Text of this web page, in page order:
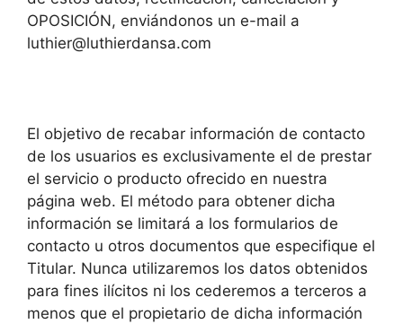
OPOSICIÓN, enviándonos un e-mail a
luthier@luthierdansa.com
El objetivo de recabar información de contacto
de los usuarios es exclusivamente el de prestar
el servicio o producto ofrecido en nuestra
página web. El método para obtener dicha
información se limitará a los formularios de
contacto u otros documentos que especifique el
Titular. Nunca utilizaremos los datos obtenidos
para fines ilícitos ni los cederemos a terceros a
menos que el propietario de dicha información